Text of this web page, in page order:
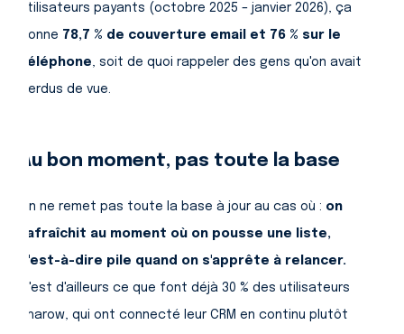
utilisateurs payants (octobre 2025 – janvier 2026), ça
donne 78,7 % de couverture email et 76 % sur le
téléphone , soit de quoi rappeler des gens qu'on avait
perdus de vue.
Au bon moment, pas toute la base
On ne remet pas toute la base à jour au cas où : on
rafraîchit au moment où on pousse une liste,
c'est-à-dire pile quand on s'apprête à relancer.
C'est d'ailleurs ce que font déjà 30 % des utilisateurs
Pharow, qui ont connecté leur CRM en continu plutôt